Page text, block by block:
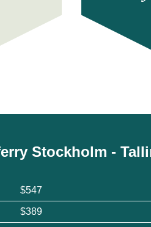
Stockholm -
$547
$389